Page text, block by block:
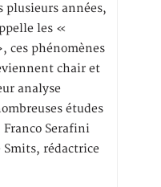
plusieurs années,
les «
ces phénomènes
chair et
analyse
études
Serafini
Smits, rédactrice